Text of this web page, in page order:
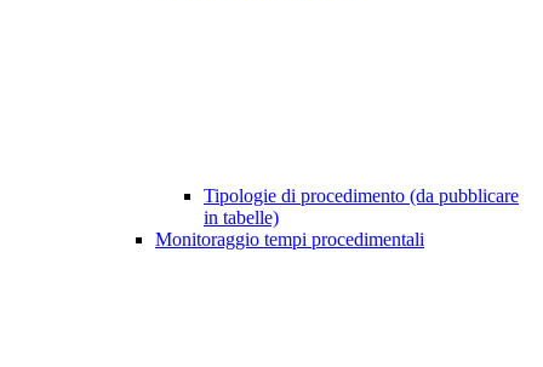
Tipologie di procedimento (da pubblicare
in tabelle)
Monitoraggio tempi procedimentali